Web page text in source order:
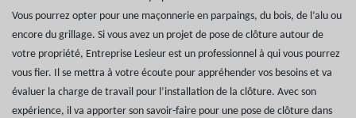
Vous pourrez opter pour une maçonnerie en parpaings, du bois, de l’alu ou
encore du grillage. Si vous avez un projet de pose de clôture autour de
votre propriété, Entreprise Lesieur est un professionnel à qui vous pourrez
vous fier. Il se mettra à votre écoute pour appréhender vos besoins et va
évaluer la charge de travail pour l’installation de la clôture. Avec son
expérience, il va apporter son savoir-faire pour une pose de clôture dans